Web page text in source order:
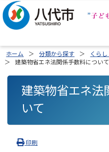
ホーム 分類から探す くらし
建築物省エネ法関係手数料について
建築物省エネ法
いて
印刷